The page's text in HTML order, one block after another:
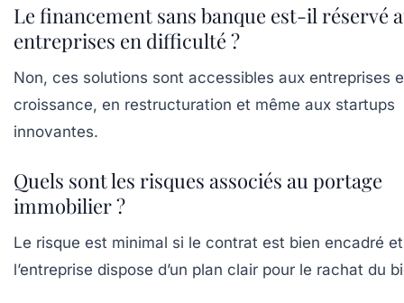
Le financement sans banque est-il réservé
entreprises en difficulté ?
Non, ces solutions sont accessibles aux entreprises
croissance, en restructuration et même aux startups
innovantes.
Quels sont les risques associés au portage
immobilier ?
Le risque est minimal si le contrat est bien encadré
l’entreprise dispose d’un plan clair pour le rachat du